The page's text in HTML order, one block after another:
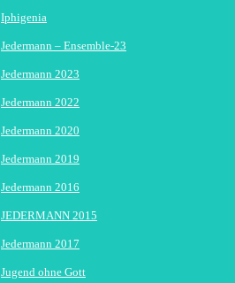
Iphigenia
Jedermann – Ensemble-23
Jedermann 2023
Jedermann 2022
Jedermann 2020
Jedermann 2019
Jedermann 2016
JEDERMANN 2015
Jedermann 2017
Jugend ohne Gott